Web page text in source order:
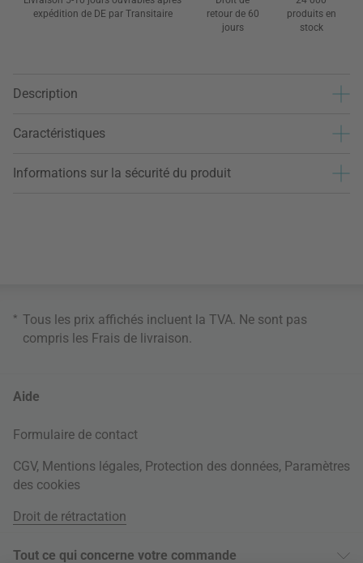
expédition de DE par Transitaire
retour de 60
jours
produits en
stock
Description
Caractéristiques
Informations sur la sécurité du produit
* Tous les prix affichés incluent la TVA. Ne sont pas
compris les Frais de livraison
Aide
Formulaire de contact
CGV, Mentions légales, Protection des données, Paramètres
des cookies
Droit de rétractation
Tout ce qui concerne votre commande